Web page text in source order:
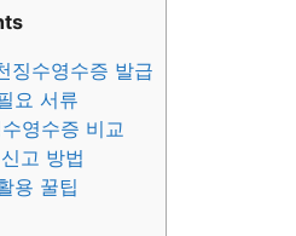
징수영수증 발급
요 서류
영수증 비교
고 방법
용 꿀팁